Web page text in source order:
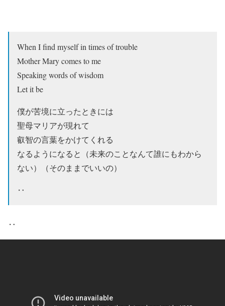
When I find myself in times of trouble
Mother Mary comes to me
Speaking words of wisdom
Let it be
僕が苦境に立ったときには
聖母マリアが現れて
叡智の言葉をかけてくれる
なるようになると（未来のことなんて誰にもわから
ない）（そのままでいいの）
‥
‥